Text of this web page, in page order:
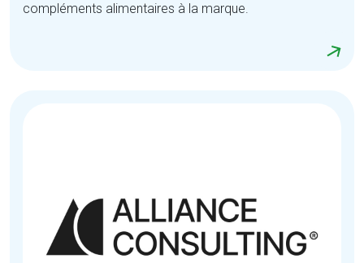
compléments alimentaires à la marque.